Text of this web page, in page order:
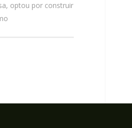
optou por construir